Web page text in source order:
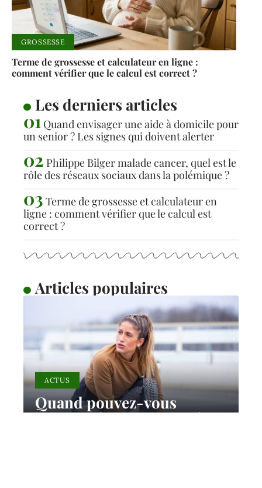
GROSSESSE
Terme de grossesse et calculateur en ligne :
comment vérifier que le calcul est correct ?
Les derniers articles
Quand envisager une aide à domicile pour
un senior ? Les signes qui doivent alerter
Philippe Bilger malade cancer, quel est le
rôle des réseaux sociaux dans la polémique ?
Terme de grossesse et calculateur en
ligne : comment vérifier que le calcul est
correct ?
Articles populaires
ACTUS
Quand pouvez-vous
marcher à nouveau après